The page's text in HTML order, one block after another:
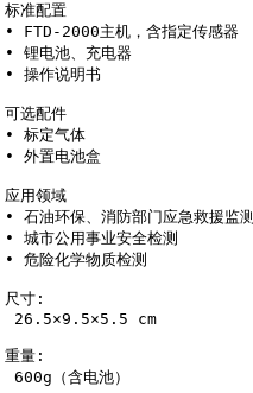
标准配置
• FTD-2000主机，含指定传感器
• 锂电池、充电器
• 操作说明书
可选配件
• 标定气体
• 外置电池盒
应用领域
• 石油环保、消防部门应急救援监测
• 城市公用事业安全检测
• 危险化学物质检测
尺寸:
重量:
600g（含电池）